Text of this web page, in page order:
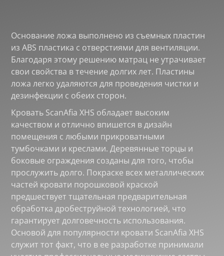
Основание ложа выполнено из съемных пластин
из ABS пластика с отверстиями для вентиляции.
Благодаря этому решению матрац не утрачивает
свои свойства в течение долгих лет. Пластины
ложа легко удаляются для проведения чистки и
дезинфекции с обеих сторон.
Кровать ScanAfia XHS обладает высоким
качеством и отлично впишется в дизайн
помещения с любыми прикроватными
тумбочками и креслами. Деревянные торцы и
боковые ограждения созданы для того, чтобы
прослужить долго. Покраске всех металлических
частей кровати порошковой краской
предшествует тщательная предварительная
обработка дробеструйной технологией, что
гарантирует долговечность использования.
Основой для популярности кровати ScanAfia XHS
служит тот факт, что в ее разработке принимали